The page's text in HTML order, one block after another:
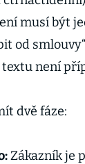
musí být
od
textu není
dvě fáze:
Zákazník je